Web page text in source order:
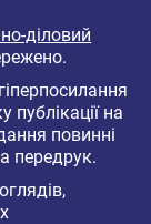
діловий
публікації на
повинні
передрук.